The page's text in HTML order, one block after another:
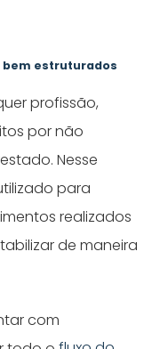
bem estruturados
profissão,
por não
Nesse
para
realizados
de maneira
com